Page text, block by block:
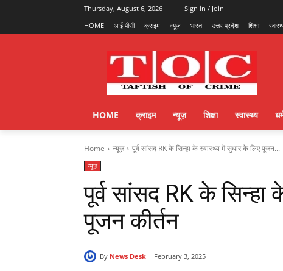
Thursday, August 6, 2026
Sign in / Join
HOME
आई पीसी क्राइम न्यूज़ भारत उत्तर प्रदेश शिक्षा
HOME क्राइम न्यूज़ शिक्षा स्वास्थ्य
Home न्यूज़ पूर्व सांसद RK के सिन्हा के स्वास्थ्य में सुधार के लिए पूजन...
न्यूज़
पूर्व सांसद RK के
पूजन कीर्तन
By News Desk February 3, 2025